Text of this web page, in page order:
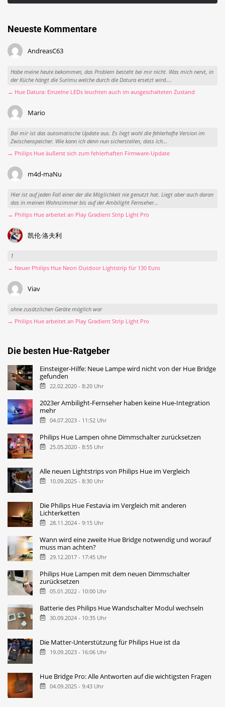
Neueste Kommentare
AndreasC63
Habe meine heute bekommen, das Problem besteht bei mir nicht. Was mich nervt, in
der Küche hängt die Surimu welche durch die Datura ersetzt wird....
→ Hue Datura: Einzelne LEDs leuchten auch im ausgeschalteten Zustand
Mario
Bei mir ist das automatische Update aus. Es liegt wohl die fehlerhafte Version im
Zwischenspeicher. Wie kann ich denn nun sicherstellen, dass ich...
→ Philips Hue äußerst sich zum fehlerhaften Firmware-Update
m4d-maNu
Hier ist auf jeden Fall einer der die Möglichkeit nie genutzt hat. Liegt aber auch daran
das in meinen Wohnzimmer bis auf der Ambilight Fernseher...
→ Philips Hue arbeitet an Play Gradient Strip Light Pro
凯伦·洛夫利
1
→ Neuer Philips Hue Neon Outdoor Lightstrip für 130 Euro
Viav
ohne zusätzlichen Geräte möglich war
→ Philips Hue arbeitet an Play Gradient Strip Light Pro
Die besten Hue-Ratgeber
Einsteiger-Hilfe: Neue Lampe wird nicht von der Hue Bridge
gefunden
22.02.2020 - 8:20 Uhr
2023er Ambilight-Fernseher haben keine Hue-Integration
mehr
04.07.2023 - 11:52 Uhr
Philips Hue Lampen ohne Dimmschalter zurücksetzen
25.05.2020 - 8:55 Uhr
Alle neuen Lightstrips von Philips Hue im Vergleich
10.09.2025 - 8:30 Uhr
Die Philips Hue Festavia im Vergleich mit anderen
Lichterketten
28.11.2024 - 9:15 Uhr
Wann wird eine zweite Hue Bridge notwendig und worauf
muss man achten?
29.12.2017 - 17:45 Uhr
Philips Hue Lampen mit dem neuen Dimmschalter
zurücksetzen
05.01.2022 - 10:00 Uhr
Batterie des Philips Hue Wandschalter Modul wechseln
30.09.2024 - 10:35 Uhr
Die Matter-Unterstützung für Philips Hue ist da
19.09.2023 - 16:06 Uhr
Hue Bridge Pro: Alle Antworten auf die wichtigsten Fragen
04.09.2025 - 9:43 Uhr